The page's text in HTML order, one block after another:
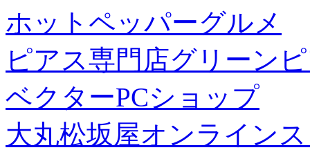
ホットペッパーグルメ
ピアス専門店グリーン
ベクターPCショップ
大丸松坂屋オンライン